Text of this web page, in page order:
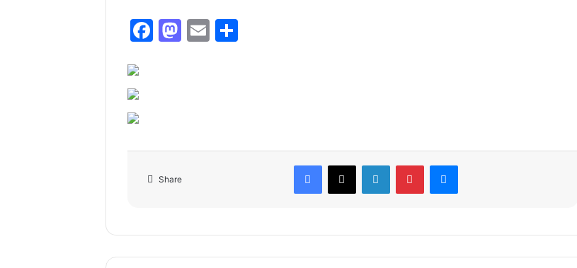
F
o
k
M
o
E
Share
Facebook X LinkedIn Pinterest Messenger